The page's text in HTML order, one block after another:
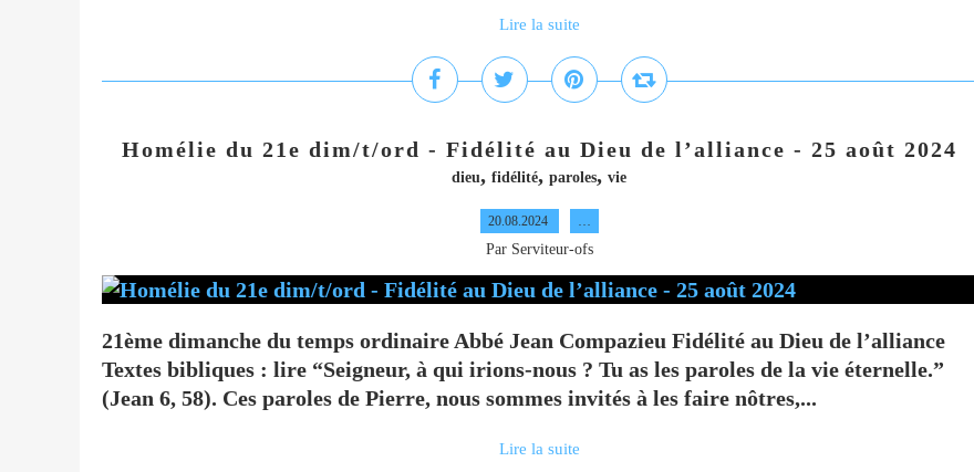
Lire la suite
Homélie du 21e dim/t/ord - Fidélité au Dieu de l’alliance - 25 août 2024
dieu, fidélité, paroles, vie
20.08.2024 …
Par Serviteur-ofs
21ème dimanche du temps ordinaire Abbé Jean Compazieu Fidélité au Dieu de l’alliance
Textes bibliques : lire “Seigneur, à qui irions-nous ? Tu as les paroles de la vie éternelle.”
(Jean 6, 58). Ces paroles de Pierre, nous sommes invités à les faire nôtres,...
Lire la suite